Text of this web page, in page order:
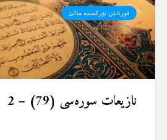
قورئانئن تۆرکمنجە مئالئ
نازیعات سورەسی (79) – 2